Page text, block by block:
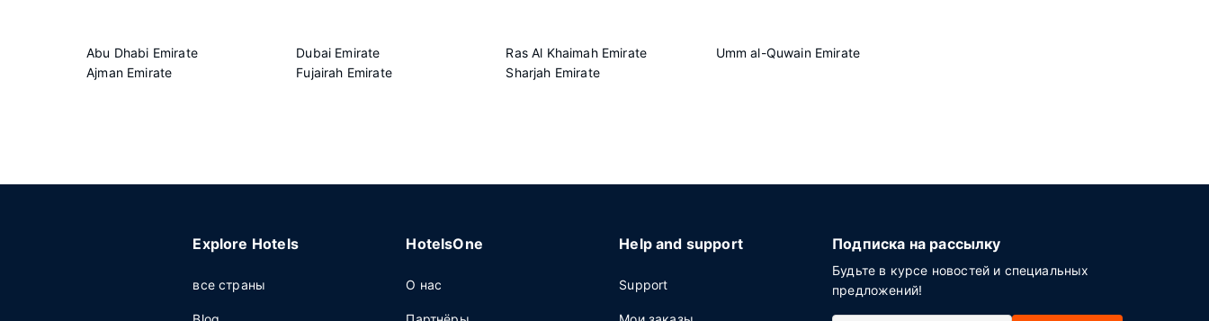
Abu Dhabi Emirate
Ajman Emirate
Dubai Emirate
Fujairah Emirate
Ras Al Khaimah Emirate
Sharjah Emirate
Umm al-Quwain Emirate
Explore Hotels
все страны
HotelsOne
О нас
Help and support
Support
Подписка на рассылку
Будьте в курсе новостей и специальных
предложений!